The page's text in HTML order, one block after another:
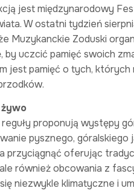
jest międzynarodowy
W ostatni tydzień
Muzykanckie Zoduski
uczcić pamięć swoich
jest pamięć o tych,
proponują występy
pysznego, góralskiego
przyciągnąć oferując
również obcowania z
niezwykle klimatyczne i